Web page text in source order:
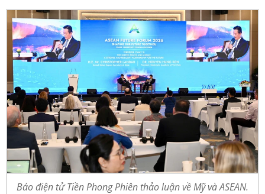
Báo điện tử Tiền Phong Phiên thảo luận về Mỹ và ASEAN.